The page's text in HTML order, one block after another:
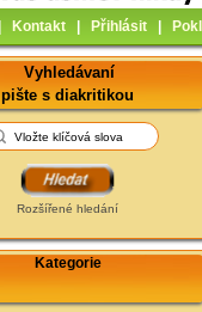
Kontakt Přihlásit
Vyhledávaní
pište s diakritikou
Rozšířené hledání
Kategorie